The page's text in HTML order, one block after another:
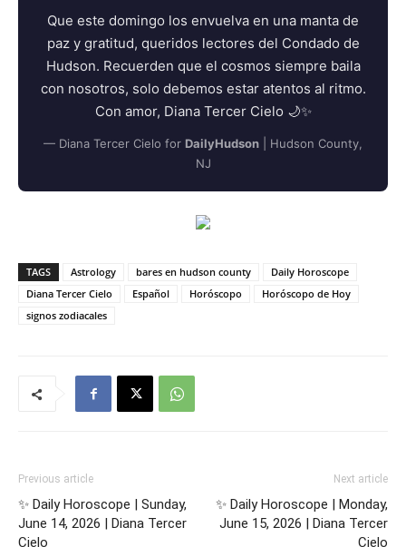
Que este domingo los envuelva en una manta de
paz y gratitud, queridos lectores del Condado de
Hudson. Recuerden que el cosmos siempre baila
con nosotros, solo debemos estar atentos al ritmo.
Con amor, Diana Tercer Cielo 🌙✨
— Diana Tercer Cielo for DailyHudson | Hudson County,
NJ
TAGS Astrology bares en hudson county
Daily Horoscope
Diana Tercer Cielo
Español Horóscopo
Horóscopo de Hoy
signos zodiacales
Previous article
✨ Daily Horoscope | Sunday,
June 14, 2026 | Diana Tercer
Cielo
Next article
✨ Daily Horoscope | Monday,
June 15, 2026 | Diana Tercer
Cielo